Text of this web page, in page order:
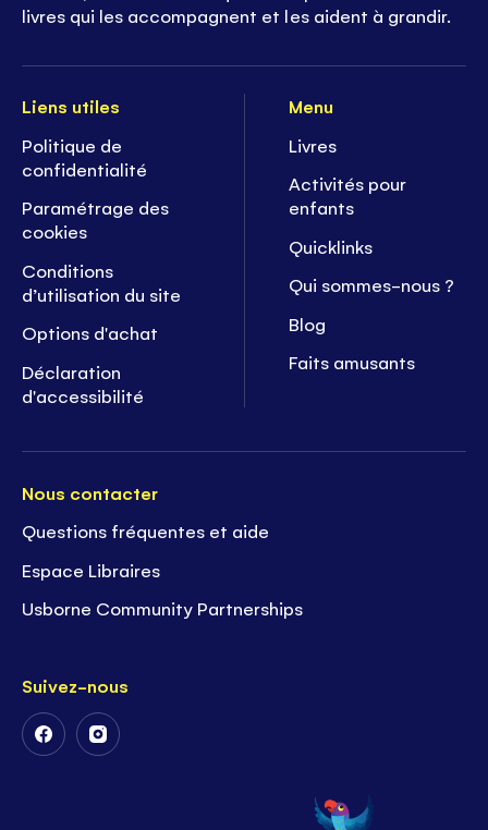
Liens utiles
Politique de
confidentialité
Paramétrage des
cookies
Conditions
d’utilisation du site
Options d'achat
Déclaration
d'accessibilité
Menu
Livres
Activités pour
enfants
Quicklinks
Qui sommes-nous ?
Blog
Faits amusants
Nous contacter
Questions fréquentes et aide
Espace Libraires
Usborne Community Partnerships
Suivez-nous
Suivez-Suivez-
livres qui les accompagnent et les aident à grandir.